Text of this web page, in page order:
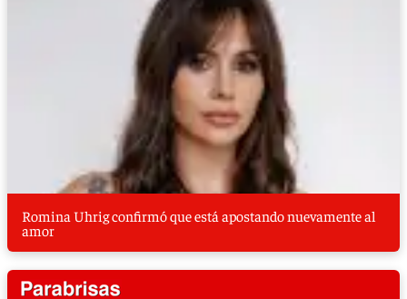
Romina Uhrig confirmó que está apostando nuevamente al
amor